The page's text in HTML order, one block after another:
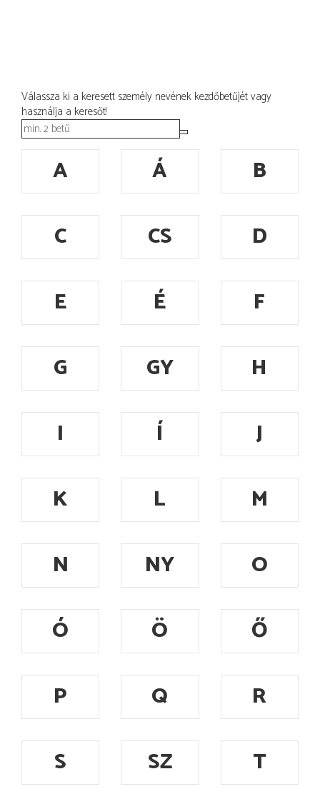
Válassza ki a keresett személy nevének kezdőbetűjét vagy
használja a keresőt!
A Á
B
C
CS
D
E
É
F
G
GY
H
I
Í
J
K
L
M
N
NY
O
Ó
Ö
Ő
P
Q
R
S
SZ
T